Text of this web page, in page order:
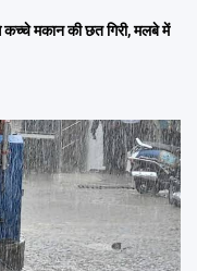
मकान की छत गिरी, मलबे में